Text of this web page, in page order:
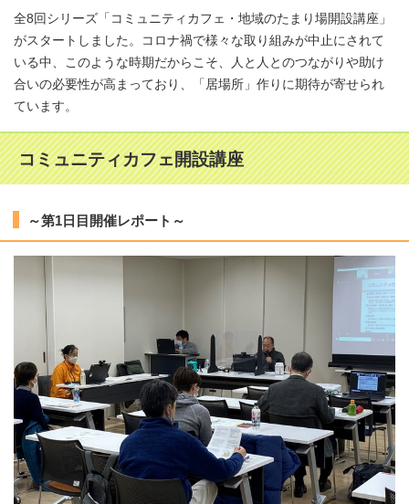
全8回シリーズ「コミュニティカフェ・地域のたまり場開設講座」
がスタートしました。コロナ禍で様々な取り組みが中止にされて
いる中、このような時期だからこそ、人と人とのつながりや助け
合いの必要性が高まっており、「居場所」作りに期待が寄せられ
ています。
コミュニティカフェ開設講座
～第1日目開催レポート～